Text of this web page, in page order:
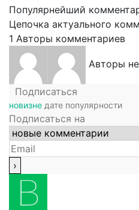
Популярнейший
Цепочка актуального
1 Авторы комментариев
Авторы
Подписаться
новизне дате популярности
Подписаться на